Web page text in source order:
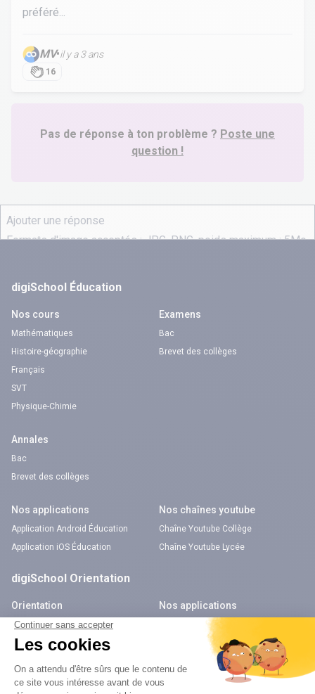
préféré...
MV•il y a 3 ans
16
Pas de réponse à ton problème ? Poste une
question !
digiSchool Éducation
Nos cours
Mathématiques
Histoire-géographie
Français
SVT
Physique-Chimie
Examens
Bac
Brevet des collèges
Annales
Bac
Brevet des collèges
Nos applications
Application Android Éducation
Application iOS Éducation
Nos chaînes youtube
Chaîne Youtube Collège
Chaîne Youtube Lycée
digiSchool Orientation
Orientation
Diplômes
Formations
Écoles
Nos applications
Application Android Pitangoo
Application iOS Pitangoo